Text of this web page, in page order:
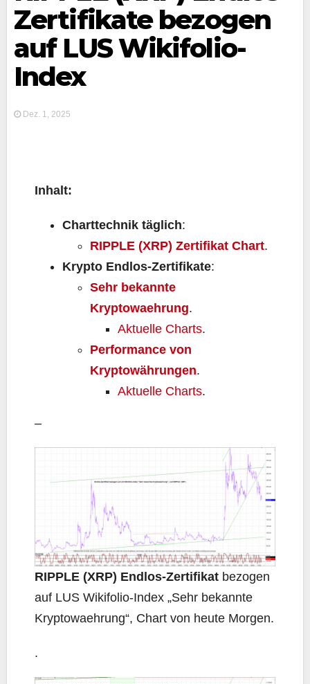
Zertifikate bezogen
auf LUS Wikifolio-
Index
Dez. 1, 2025
Inhalt:
Charttechnik täglich:
RIPPLE (XRP) Zertifikat Chart.
Krypto Endlos-Zertifikate:
Sehr bekannte
Kryptowaehrung.
Aktuelle Charts.
Performance von
Kryptowährungen.
Aktuelle Charts.
–
RIPPLE (XRP) Endlos-Zertifikat bezogen
auf LUS Wikifolio-Index „Sehr bekannte
Kryptowaehrung“, Chart von heute Morgen.
.